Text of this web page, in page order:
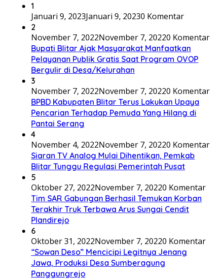
1
Januari 9, 2023Januari 9, 20230 Komentar
2
November 7, 2022November 7, 20220 Komentar
Bupati Blitar Ajak Masyarakat Manfaatkan
Pelayanan Publik Gratis Saat Program OVOP
Bergulir di Desa/Kelurahan
3
November 7, 2022November 7, 20220 Komentar
BPBD Kabupaten Blitar Terus Lakukan Upaya
Pencarian Terhadap Pemuda Yang Hilang di
Pantai Serang
4
November 4, 2022November 7, 20220 Komentar
Siaran TV Analog Mulai Dihentikan, Pemkab
Blitar Tunggu Regulasi Pemerintah Pusat
5
Oktober 27, 2022November 7, 20220 Komentar
Tim SAR Gabungan Berhasil Temukan Korban
Terakhir Truk Terbawa Arus Sungai Cendit
Plandirejo
6
Oktober 31, 2022November 7, 20220 Komentar
“Sowan Deso” Mencicipi Legitnya Jenang
Jawa, Produksi Desa Sumberagung
Panggungrejo